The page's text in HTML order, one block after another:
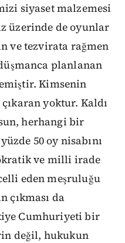
siyaset malzemesi
üzerinde de oyunlar
ve tezvirata rağmen
planlanan
Kimsenin
yoktur. Kaldı
herhangi bir
50 oy nisabını
ve milli irade
eden meşruluğu
çıkması da
Cumhuriyeti bir
değil, hukukun